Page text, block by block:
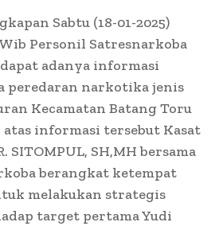
Sabtu (18-01-2025)
Personil Satresnarkoba
adanya informasi
peredaran narkotika jenis
Kecamatan Batang Toru
atas informasi tersebut Kasat
SITOMPUL, SH,MH bersama
berangkat ketempat
melakukan strategis
target pertama Yudi